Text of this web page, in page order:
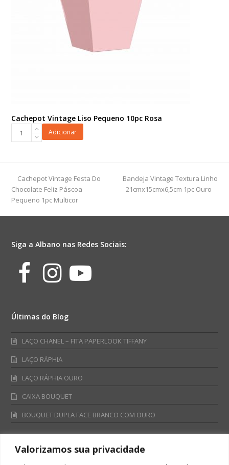
Valorizamos sua privacidade
Cachepot Vintage Liso Pequeno 10pc Rosa
Cachepot
Rosa
quantidade
Adicionar
previous
post:
Cachepot Vintage Festa Do
Chocolate Feliz Páscoa
Pequeno 1pc Multicor
next
post:
Bandeja Vintage Textura Linho
21cmx15cmx6,5cm 1pc Ouro
Siga a Albano nas Redes Sociais:
Facebook
Instagram
Youtube
Últimas do Blog
LAÇO CHANEL – FITA PAPERLOOK TIFFANY
LAÇO RÁPHIA
LAÇO RÁPHIA OURO
CAIXA BOUQUET
BOUQUET DUPLA FACE BRANCO COM OURO
Fale Conosco